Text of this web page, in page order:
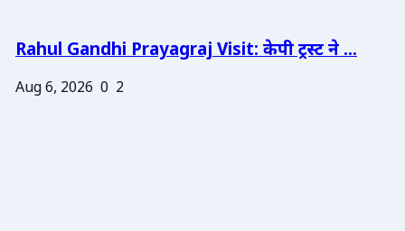
Rahul Gandhi Prayagraj Visit: केपी ट्रस्ट ने ...
Aug 6, 2026 0 2